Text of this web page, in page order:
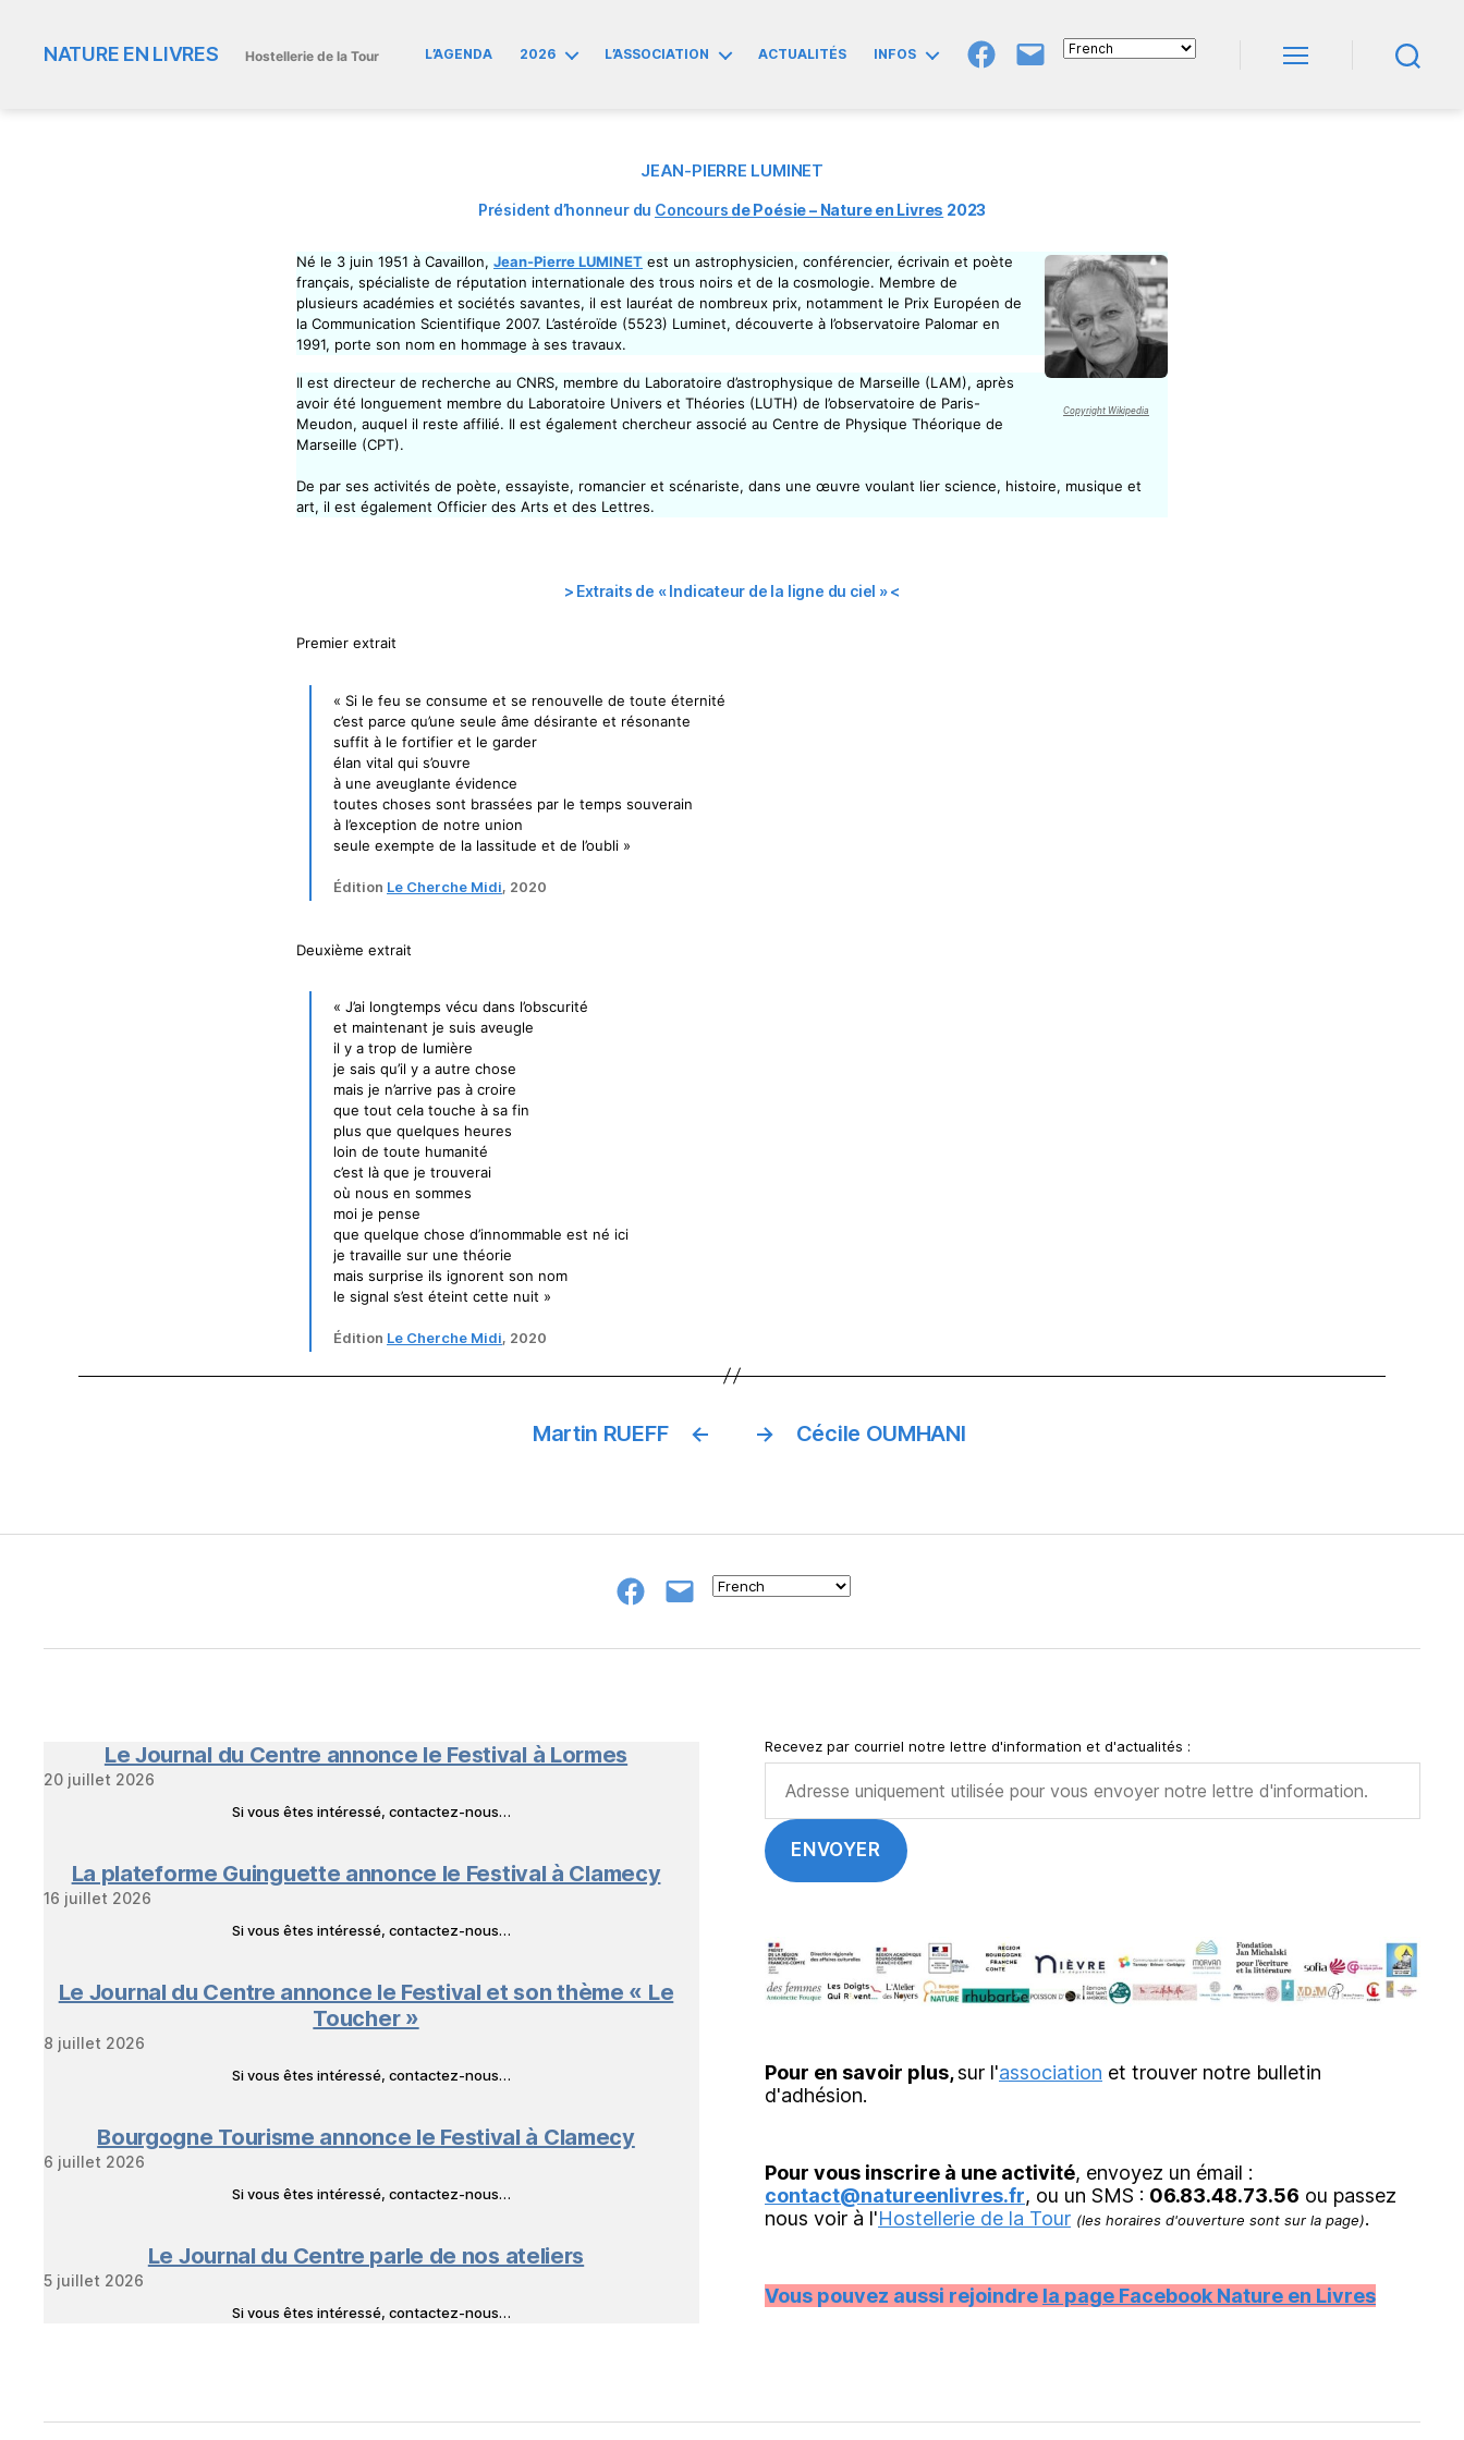
NATURE EN LIVRES Hostellerie de la Tour L’AGENDA 2026 L’ASSOCIATION ACTUALITÉS INFOS
GroupeE-
JEAN-PIERRE LUMINET
Président d’honneur du Concours de Poésie – Nature en Livres 2023
Copyright Wikipedia
Né le 3 juin 1951 à Cavaillon, Jean-Pierre LUMINET est un astrophysicien, conférencier, écrivain et poète
français, spécialiste de réputation internationale des trous noirs et de la cosmologie. Membre de
plusieurs académies et sociétés savantes, il est lauréat de nombreux prix, notamment le Prix Européen de
la Communication Scientifique 2007. L’astéroïde (5523) Luminet, découverte à l’observatoire Palomar en
1991, porte son nom en hommage à ses travaux.
Il est directeur de recherche au CNRS, membre du Laboratoire d’astrophysique de Marseille (LAM), après
avoir été longuement membre du Laboratoire Univers et Théories (LUTH) de l’observatoire de Paris-
Meudon, auquel il reste affilié. Il est également chercheur associé au Centre de Physique Théorique de
Marseille (CPT).
De par ses activités de poète, essayiste, romancier et scénariste, dans une œuvre voulant lier science, histoire, musique et
art, il est également Officier des Arts et des Lettres.
> Extraits de « Indicateur de la ligne du ciel » <
Premier extrait
« Si le feu se consume et se renouvelle de toute éternité
c’est parce qu’une seule âme désirante et résonante
suffit à le fortifier et le garder
élan vital qui s’ouvre
à une aveuglante évidence
toutes choses sont brassées par le temps souverain
à l’exception de notre union
seule exempte de la lassitude et de l’oubli »
Édition Le Cherche Midi, 2020
Deuxième extrait
« J’ai longtemps vécu dans l’obscurité
et maintenant je suis aveugle
il y a trop de lumière
je sais qu’il y a autre chose
mais je n’arrive pas à croire
que tout cela touche à sa fin
plus que quelques heures
loin de toute humanité
c’est là que je trouverai
où nous en sommes
moi je pense
que quelque chose d’innommable est né ici
je travaille sur une théorie
mais surprise ils ignorent son nom
le signal s’est éteint cette nuit »
Édition Le Cherche Midi, 2020
←
Martin RUEFF → Cécile OUMHANI
GroupeE-
Le Journal du Centre annonce le Festival à Lormes
20 juillet 2026
Si vous êtes intéressé, contactez-nous…
La plateforme Guinguette annonce le Festival à Clamecy
16 juillet 2026
Si vous êtes intéressé, contactez-nous…
Le Journal du Centre annonce le Festival et son thème « Le
Toucher »
8 juillet 2026
Si vous êtes intéressé, contactez-nous…
Bourgogne Tourisme annonce le Festival à Clamecy
6 juillet 2026
Si vous êtes intéressé, contactez-nous…
Le Journal du Centre parle de nos ateliers
5 juillet 2026
Si vous êtes intéressé, contactez-nous…
Recevez par courriel notre lettre d'information et d'actualités :
Pour en savoir plus,sur l'association et trouver notre bulletin
d'adhésion.
Pour vous inscrire à une activité, envoyez un émail :
contact@natureenlivres.fr, ou un SMS : 06.83.48.73.56 ou passez
nous voir à l'Hostellerie de la Tour (les horaires d'ouverture sont sur la page).
Vous pouvez aussi rejoindre la page Facebook Nature en Livres